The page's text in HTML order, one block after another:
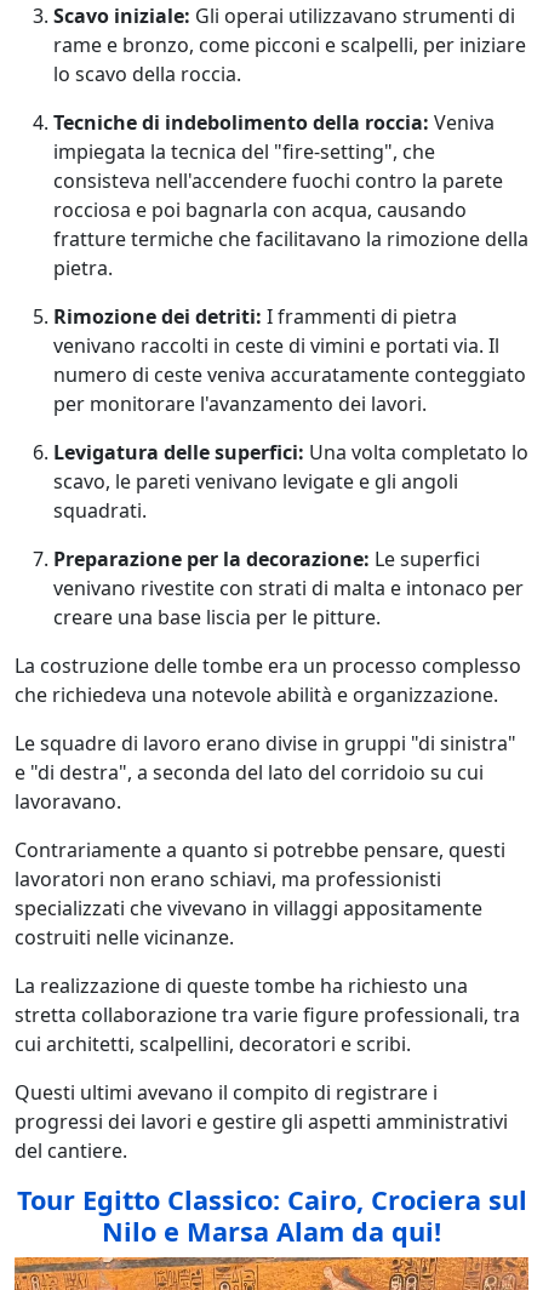
Scavo iniziale: Gli operai utilizzavano strumenti di
rame e bronzo, come picconi e scalpelli, per iniziare
lo scavo della roccia.
Tecniche di indebolimento della roccia: Veniva
impiegata la tecnica del "fire-setting", che
consisteva nell'accendere fuochi contro la parete
rocciosa e poi bagnarla con acqua, causando
fratture termiche che facilitavano la rimozione della
pietra.
Rimozione dei detriti: I frammenti di pietra
venivano raccolti in ceste di vimini e portati via. Il
numero di ceste veniva accuratamente conteggiato
per monitorare l'avanzamento dei lavori.
Levigatura delle superfici: Una volta completato lo
scavo, le pareti venivano levigate e gli angoli
squadrati.
Preparazione per la decorazione: Le superfici
venivano rivestite con strati di malta e intonaco per
creare una base liscia per le pitture.
La costruzione delle tombe era un processo complesso
che richiedeva una notevole abilità e organizzazione.
Le squadre di lavoro erano divise in gruppi "di sinistra"
e "di destra", a seconda del lato del corridoio su cui
lavoravano.
Contrariamente a quanto si potrebbe pensare, questi
lavoratori non erano schiavi, ma professionisti
specializzati che vivevano in villaggi appositamente
costruiti nelle vicinanze.
La realizzazione di queste tombe ha richiesto una
stretta collaborazione tra varie figure professionali, tra
cui architetti, scalpellini, decoratori e scribi.
Questi ultimi avevano il compito di registrare i
progressi dei lavori e gestire gli aspetti amministrativi
del cantiere.
Tour Egitto Classico: Cairo, Crociera sul
Nilo e Marsa Alam da qui!